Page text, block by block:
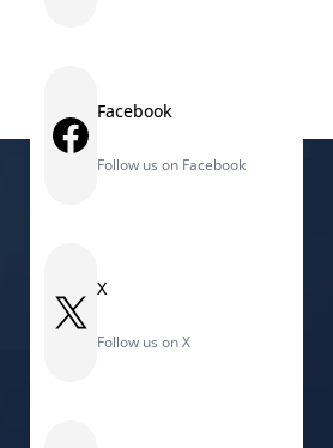
Facebook Facebook
Follow us on Facebook
X X
Follow us on X